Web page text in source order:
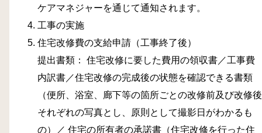
ケアマネジャーを通じて通知されます。
工事の実施
住宅改修費の支給申請（工事終了後）
提出書類： 住宅改修に要した費用の領収書／工事費
内訳書／住宅改修の完成後の状態を確認できる書類
（便所、浴室、廊下等の箇所ごとの改修前及び改修後
それぞれの写真とし、原則として撮影日がわかるも
の）／ 住宅の所有者の承諾書（住宅改修を行った住